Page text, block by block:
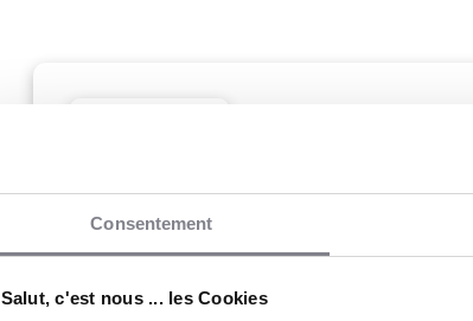
Consentement
Salut, c'est nous ... les Cookies
Devenez
Apport personnel :
Découvrir le réseau